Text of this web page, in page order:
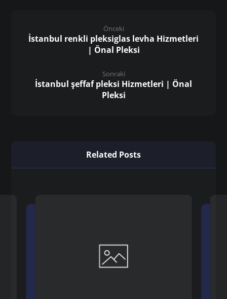
Önceki
İstanbul renkli pleksiglas levha Hizmetleri
| Önal Pleksi
Sonraki
İstanbul şeffaf pleksi Hizmetleri | Önal
Pleksi
Related Posts